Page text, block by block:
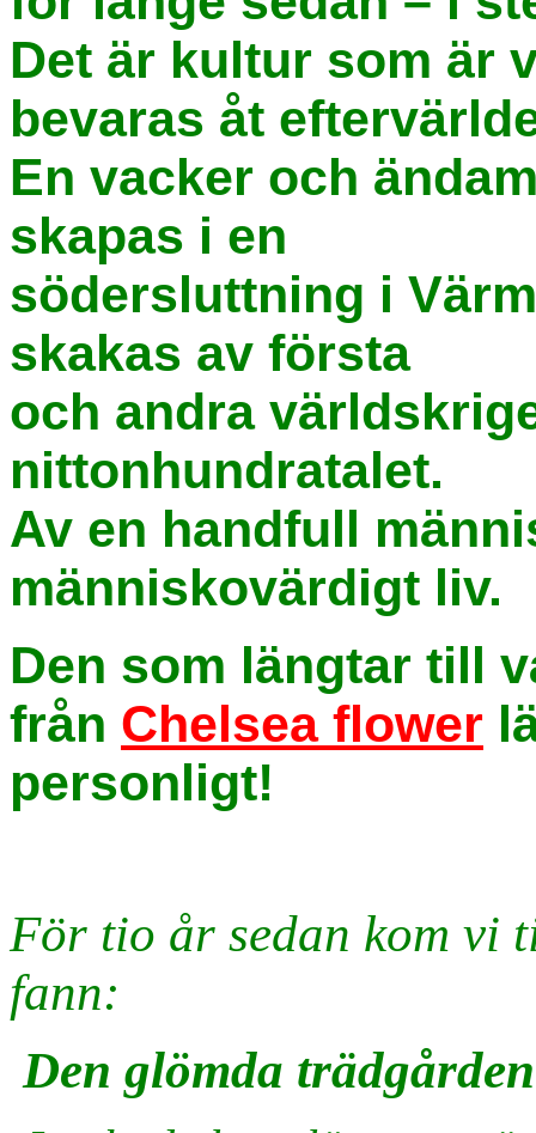
Det är kultur som är
bevaras åt
En vacker och
skapas i en
södersluttning i
skakas av första
och andra
nittonhundratalet.
Av en handfull
människovärdigt liv.
Den som längtar till
från Chelsea flower
personligt!
För tio år sedan kom vi
fann:
Den glömda trädgården